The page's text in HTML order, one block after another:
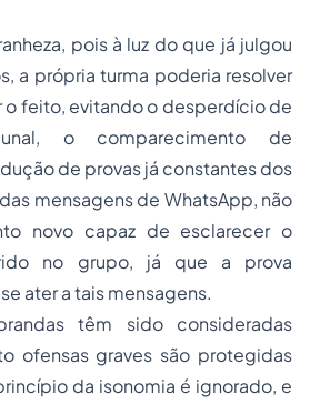
pois à luz do que já julgou
a própria turma poderia resolver
o feito, evitando o desperdício de
o comparecimento de
de provas já constantes dos
mensagens de WhatsApp, não
novo capaz de esclarecer o
no grupo, já que a prova
ater a tais mensagens.
têm sido consideradas
ofensas graves são protegidas
da isonomia é ignorado, e